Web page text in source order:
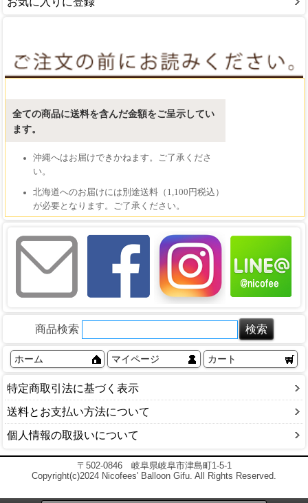
商品検索
ホーム マイページ カート
特定商取引法に基づく表示
送料とお支払い方法について
個人情報の取扱いについて
〒502-0846 岐阜県岐阜市津島町1-5-1
Copyright(c)2024 Nicofees' Balloon Gifu. All Rights Reserved.